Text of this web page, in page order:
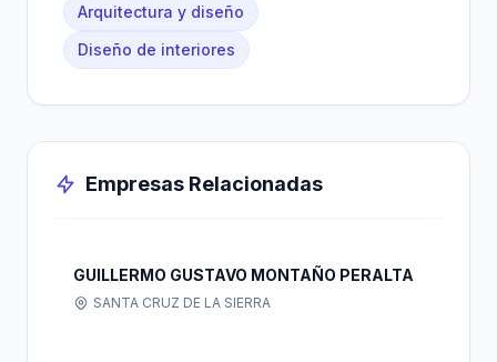
Arquitectura y diseño
Diseño de interiores
Empresas Relacionadas
GUILLERMO GUSTAVO MONTAÑO PERALTA
SANTA CRUZ DE LA SIERRA